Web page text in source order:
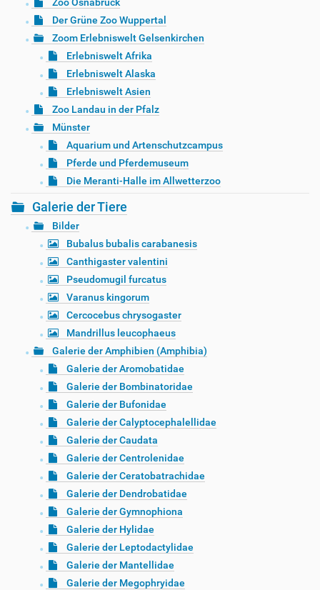
Zoo Osnabrück
Der Grüne Zoo Wuppertal
Zoom Erlebniswelt Gelsenkirchen
Erlebniswelt Afrika
Erlebniswelt Alaska
Erlebniswelt Asien
Zoo Landau in der Pfalz
Münster
Aquarium und Artenschutzcampus
Pferde und Pferdemuseum
Die Meranti-Halle im Allwetterzoo
Galerie der Tiere
Bilder
Bubalus bubalis carabanesis
Canthigaster valentini
Pseudomugil furcatus
Varanus kingorum
Cercocebus chrysogaster
Mandrillus leucophaeus
Galerie der Amphibien (Amphibia)
Galerie der Aromobatidae
Galerie der Bombinatoridae
Galerie der Bufonidae
Galerie der Calyptocephalellidae
Galerie der Caudata
Galerie der Centrolenidae
Galerie der Ceratobatrachidae
Galerie der Dendrobatidae
Galerie der Gymnophiona
Galerie der Hylidae
Galerie der Leptodactylidae
Galerie der Mantellidae
Galerie der Megophryidae